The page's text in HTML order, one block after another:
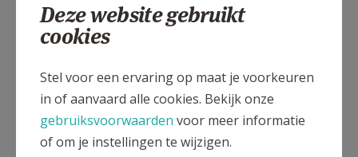
KERKNET-SHOP
Dilexi te. Ik heb u liefgehad.
Deze website gebruikt
cookies
Stel voor een ervaring op maat je voorkeuren
in of aanvaard alle cookies. Bekijk onze
gebruiksvoorwaarden voor meer informatie
of om je instellingen te wijzigen.